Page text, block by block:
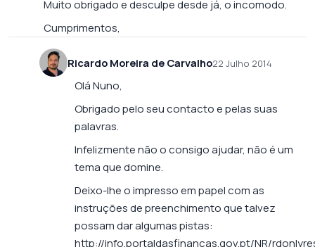
Muito obrigado e desculpe desde já, o incomodo.
Cumprimentos,
Ricardo Moreira de Carvalho22 Julho 2014
Olá Nuno,
Obrigado pelo seu contacto e pelas suas
palavras.
Infelizmente não o consigo ajudar, não é um
tema que domine.
Deixo-lhe o impresso em papel com as
instruções de preenchimento que talvez
possam dar algumas pistas:
http://info.portaldasfinancas.gov.pt/NR/